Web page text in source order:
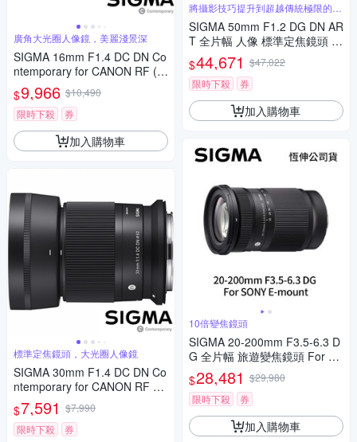
廣角大光圈人像鏡，美麗淺景深
SIGMA 16mm F1.4 DC DN Co
ntemporary for CANON RF (公
司貨) 廣角大光圈定焦鏡 人像
鏡 APS-C 無反微單眼專用鏡頭
$9,966 $10,490
限時下殺
券
加入購物車
標準定焦鏡頭，大光圈人像鏡
SIGMA 30mm F1.4 DC DN Co
ntemporary for CANON RF 接
環 (公司貨) 標準大光圈定焦鏡
人像鏡 APS-C 無反微單眼專用
鏡頭
$7,591 $7,990
限時下殺
券
將攝影技巧提升到超越傳統極限的水
準
SIGMA 50mm F1.2 DG DN AR
T 全片幅 人像 標準定焦鏡頭 F
or SONY E-mount (公司貨)
$44,671 $47,022
限時下殺
券
加入購物車
10倍變焦鏡頭
SIGMA 20-200mm F3.5-6.3 D
G 全片幅 旅遊變焦鏡頭 For S
ONY E-mount (公司貨)
$28,481 $29,980
限時下殺
券
加入購物車